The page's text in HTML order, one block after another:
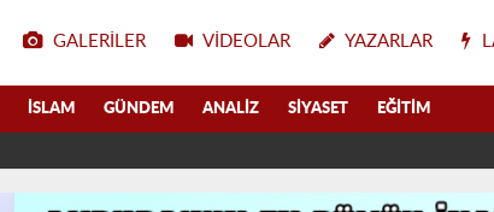
GALERILER VIDEOLAR YAZARLAR
İSLAM GÜNDEM ANALIZ SIYASET EĞITIM